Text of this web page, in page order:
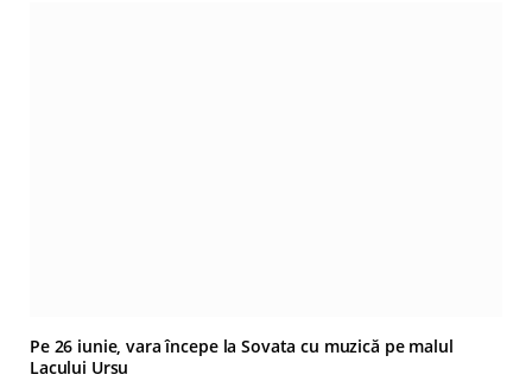
Pe 26 iunie, vara începe la Sovata cu muzică pe malul
Lacului Ursu